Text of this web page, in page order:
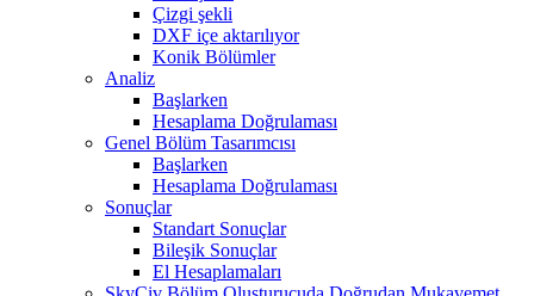
Çizgi şekli
DXF içe aktarılıyor
Konik Bölümler
Analiz
Başlarken
Hesaplama Doğrulaması
Genel Bölüm Tasarımcısı
Başlarken
Hesaplama Doğrulaması
Sonuçlar
Standart Sonuçlar
Bileşik Sonuçlar
El Hesaplamaları